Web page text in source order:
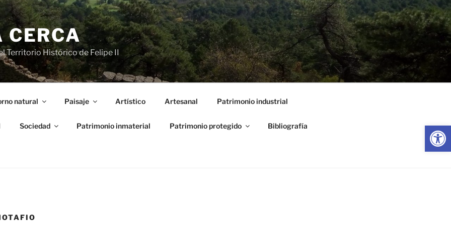
Abrir
CERCA
Territorio Histórico de Felipe II
natural Paisaje Artístico Artesanal Patrimonio industrial
Sociedad Patrimonio inmaterial Patrimonio protegido Bibliografía